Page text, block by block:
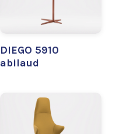
DIEGO 5910
abilaud